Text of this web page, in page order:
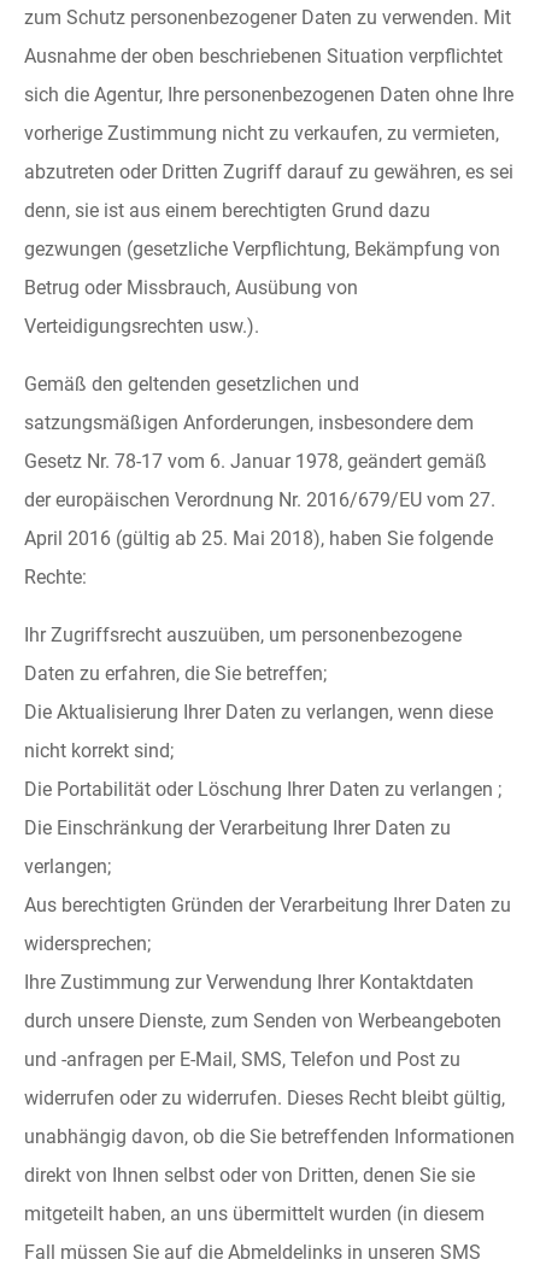
zum Schutz personenbezogener Daten zu verwenden. Mit
Ausnahme der oben beschriebenen Situation verpflichtet
sich die Agentur, Ihre personenbezogenen Daten ohne Ihre
vorherige Zustimmung nicht zu verkaufen, zu vermieten,
abzutreten oder Dritten Zugriff darauf zu gewähren, es sei
denn, sie ist aus einem berechtigten Grund dazu
gezwungen (gesetzliche Verpflichtung, Bekämpfung von
Betrug oder Missbrauch, Ausübung von
Verteidigungsrechten usw.).
Gemäß den geltenden gesetzlichen und
satzungsmäßigen Anforderungen, insbesondere dem
Gesetz Nr. 78-17 vom 6. Januar 1978, geändert gemäß
der europäischen Verordnung Nr. 2016/679/EU vom 27.
April 2016 (gültig ab 25. Mai 2018), haben Sie folgende
Rechte:
Ihr Zugriffsrecht auszuüben, um personenbezogene
Daten zu erfahren, die Sie betreffen;
Die Aktualisierung Ihrer Daten zu verlangen, wenn diese
nicht korrekt sind;
Die Portabilität oder Löschung Ihrer Daten zu verlangen ;
Die Einschränkung der Verarbeitung Ihrer Daten zu
verlangen;
Aus berechtigten Gründen der Verarbeitung Ihrer Daten zu
widersprechen;
Ihre Zustimmung zur Verwendung Ihrer Kontaktdaten
durch unsere Dienste, zum Senden von Werbeangeboten
und -anfragen per E-Mail, SMS, Telefon und Post zu
widerrufen oder zu widerrufen. Dieses Recht bleibt gültig,
unabhängig davon, ob die Sie betreffenden Informationen
direkt von Ihnen selbst oder von Dritten, denen Sie sie
mitgeteilt haben, an uns übermittelt wurden (in diesem
Fall müssen Sie auf die Abmeldelinks in unseren SMS